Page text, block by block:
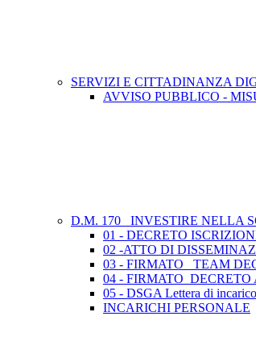
SERVIZI E CITTADINANZA
AVVISO PUBBLICO -
D.M. 170_ INVESTIRE NELLA
01 - DECRETO
02 -ATTO DI
03 - FIRMATO_ TEAM
04 -
05 - DSGA Lettera di
INCARICHI PERSONALE